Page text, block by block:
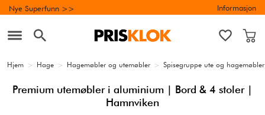
Nye Superfunn >> Informasjon
Hjem > Hage > Hagemøbler og utemøbler > Spisegruppe ute og
Premium utemøbler i aluminium | Bord & 4 stoler |
Hamnviken